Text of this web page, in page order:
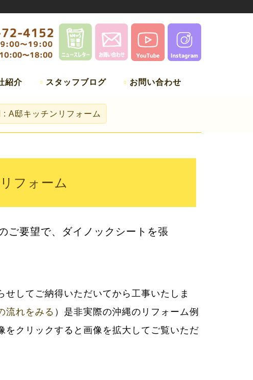
紹介 スタッフブログ お問い合わせ
: A邸キッチンリフォーム
フォーム
ご要望で、ダイノックシートを張
流れをみる ）是非実際の沖縄のリフォーム例
をクリックすると画像を拡大してご覧いただ